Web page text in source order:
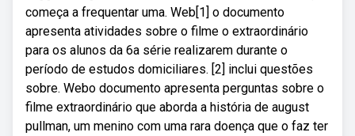
começa a frequentar uma. Web[1] o documento
apresenta atividades sobre o filme o extraordinário
para os alunos da 6a série realizarem durante o
período de estudos domiciliares. [2] inclui questões
sobre. Webo documento apresenta perguntas sobre o
filme extraordinário que aborda a história de august
pullman, um menino com uma rara doença que o faz ter